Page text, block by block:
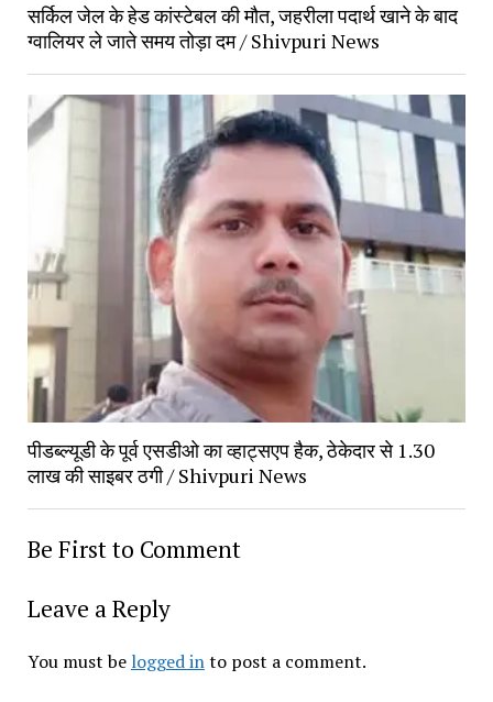
सर्किल जेल के हेड कांस्टेबल की मौत, जहरीला पदार्थ खाने के बाद
ग्वालियर ले जाते समय तोड़ा दम / Shivpuri News
पीडब्ल्यूडी के पूर्व एसडीओ का व्हाट्सएप हैक, ठेकेदार से 1.30
लाख की साइबर ठगी / Shivpuri News
Be First to Comment
Leave a Reply
You must be logged into post a comment.